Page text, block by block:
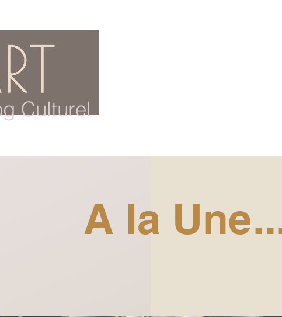
Culturel
A la